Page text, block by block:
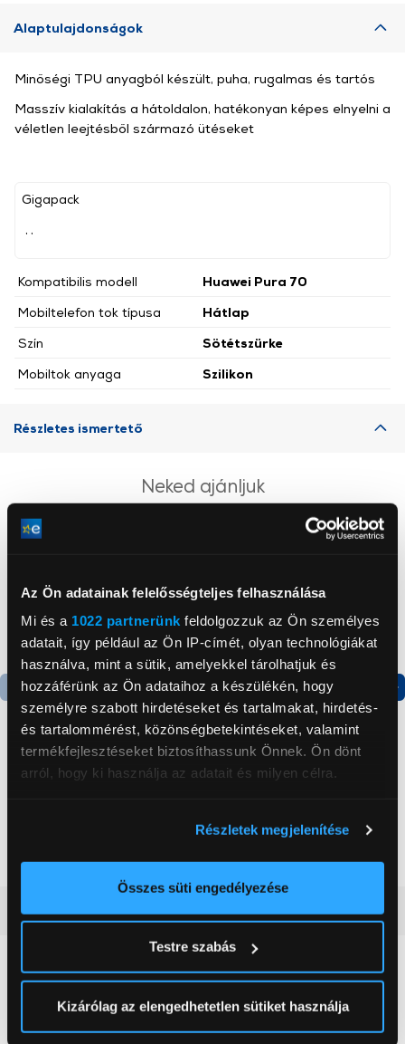
Az Ön adatainak felelősségteljes felhasználása
Mi és a 1022 partnerünk feldolgozzuk az Ön személyes
adatait, így például az Ön IP-címét, olyan technológiákat
használva, mint a sütik, amelyekkel tárolhatjuk és
hozzáférünk az Ön adataihoz a készülékén, hogy
személyre szabott hirdetéseket és tartalmakat, hirdetés-
és tartalommérést, közönségbetekintéseket, valamint
termékfejlesztéseket biztosíthassunk Önnek. Ön dönt
arról, hogy ki használja az adatait és milyen célra.
elhelyezkedéséről pár méteres pontossággal
Az Ön készülékén beazonosítása annak konkrét
módjairól és adja meg preferenciáit aRészletek
pontban. Bármikor módosíthatja vagy visszavonhatja a
Sütinyilatkozathoz való hozzájárulását.
Részletek megjelenítése
Összes süti engedélyezése
Testre szabás
Kizárólag az elengedhetetlen sütiket használja
Alaptulajdonságok
Gigapack
Kompatibilis modell
Huawei Pura 70
Mobiltelefon tok típusa
Hátlap
Szín
Sötétszürke
Mobiltok anyaga
Szilikon
Minőségi TPU anyagból készült, puha, rugalmas és tartós
Masszív kialakítás a hátoldalon, hatékonyan képes elnyelni a
véletlen leejtésből származó ütéseket
Részletes ismertető
Neked ajánljuk
Termék adatlap
Gorenje NRS8182KX Side
Termék adatlap
Gorenje N619EAXL4
179 999 Ft
Vásárlói vélemények(0)
0
0 értékelés